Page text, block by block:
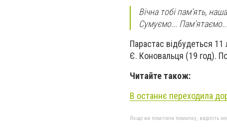
Вічна тобі пам’ять,
Сумуємо...
Парастас відбудеться
Є. Коновальця (19 год).
Читайте також:
В останнє переходила
Якщо ви помітили помилку, виділіть